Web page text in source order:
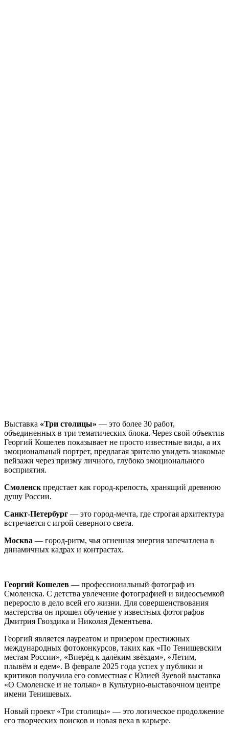
Выставка «Три столицы» — это более 30 работ,
объединенных в три тематических блока. Через свой объектив
Георгий Кошелев показывает не просто известные виды, а их
эмоциональный портрет, предлагая зрителю увидеть знакомые
пейзажи через призму личного, глубоко эмоционального
восприятия.
Смоленск предстает как город-крепость, хранящий древнюю
душу России.
Санкт-Петербург — это город-мечта, где строгая архитектура
встречается с игрой северного света.
Москва — город-ритм, чья огненная энергия запечатлена в
динамичных кадрах и контрастах.
Георгий Кошелев — профессиональный фотограф из
Смоленска. С детства увлечение фотографией и видеосъемкой
переросло в дело всей его жизни. Для совершенствования
мастерства он прошел обучение у известных фотографов
Дмитрия Гвоздика и Николая Дементьева.
Георгий является лауреатом и призером престижных
международных фотоконкурсов, таких как «По Тенишевским
местам России», «Вперёд к далёким звёздам», «Летим,
плывём и едем». В феврале 2025 года успех у публики и
критиков получила его совместная с Юлией Зуевой выставка
«О Смоленске и не только» в Культурно-выставочном центре
имени Тенишевых.
Новый проект «Три столицы» — это логическое продолжение
его творческих поисков и новая веха в карьере.